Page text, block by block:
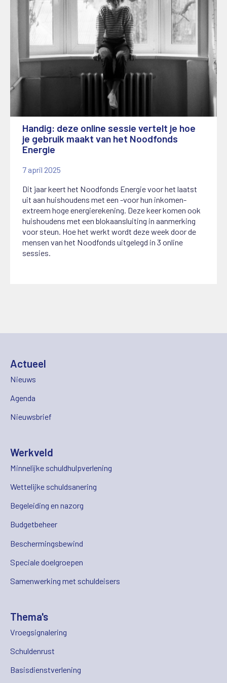
Handig: deze online sessie vertelt je hoe
je gebruik maakt van het Noodfonds
Energie
7 april 2025
Dit jaar keert het Noodfonds Energie voor het laatst
uit aan huishoudens met een -voor hun inkomen-
extreem hoge energierekening. Deze keer komen ook
huishoudens met een blokaansluiting in aanmerking
voor steun. Hoe het werkt wordt deze week door de
mensen van het Noodfonds uitgelegd in 3 online
sessies.
Actueel
Nieuws
Agenda
Nieuwsbrief
Werkveld
Minnelijke schuldhulpverlening
Wettelijke schuldsanering
Begeleiding en nazorg
Budgetbeheer
Beschermingsbewind
Speciale doelgroepen
Samenwerking met schuldeisers
Thema's
Vroegsignalering
Schuldenrust
Basisdienstverlening